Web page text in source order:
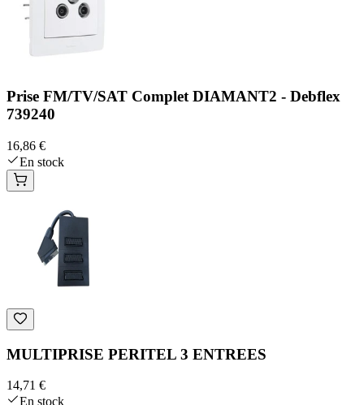
Prise FM/TV/SAT Complet DIAMANT2 - Debflex
739240
16,86 €
En stock
MULTIPRISE PERITEL 3 ENTREES
14,71 €
En stock